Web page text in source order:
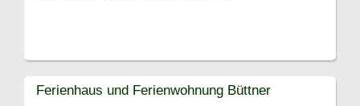
Ferienhaus und Ferienwohnung Büttner